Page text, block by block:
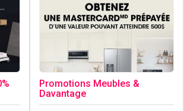
Promotions Meubles &
Davantage